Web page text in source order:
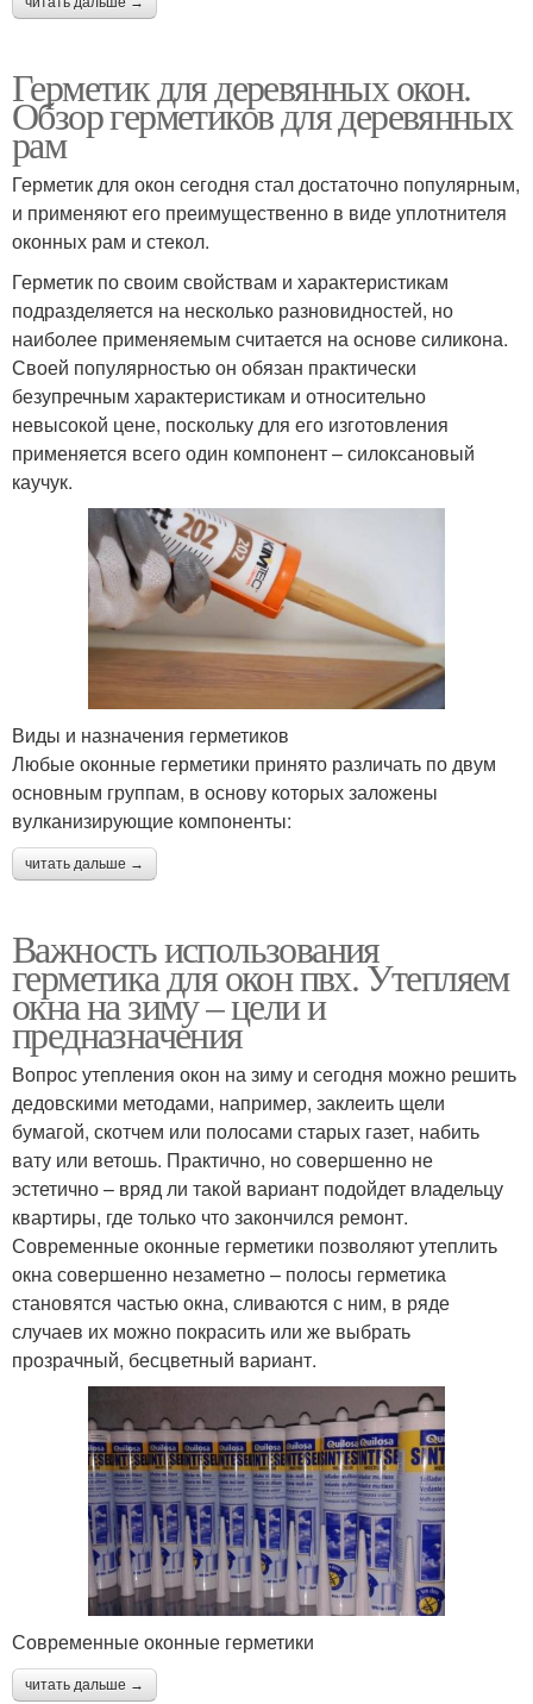
Герметик для деревянных окон.
Обзор герметиков для деревянных
рам
Герметик для окон сегодня стал достаточно популярным,
и применяют его преимущественно в виде уплотнителя
оконных рам и стекол.
Герметик по своим свойствам и характеристикам
подразделяется на несколько разновидностей, но
наиболее применяемым считается на основе силикона.
Своей популярностью он обязан практически
безупречным характеристикам и относительно
невысокой цене, поскольку для его изготовления
применяется всего один компонент – силоксановый
каучук.
Виды и назначения герметиков
Любые оконные герметики принято различать по двум
основным группам, в основу которых заложены
вулканизирующие компоненты:
читать дальше →
Важность использования
герметика для окон пвх. Утепляем
окна на зиму – цели и
предназначения
Вопрос утепления окон на зиму и сегодня можно решить
дедовскими методами, например, заклеить щели
бумагой, скотчем или полосами старых газет, набить
вату или ветошь. Практично, но совершенно не
эстетично – вряд ли такой вариант подойдет владельцу
квартиры, где только что закончился ремонт.
Современные оконные герметики позволяют утеплить
окна совершенно незаметно – полосы герметика
становятся частью окна, сливаются с ним, в ряде
случаев их можно покрасить или же выбрать
прозрачный, бесцветный вариант.
Современные оконные герметики
читать дальше →